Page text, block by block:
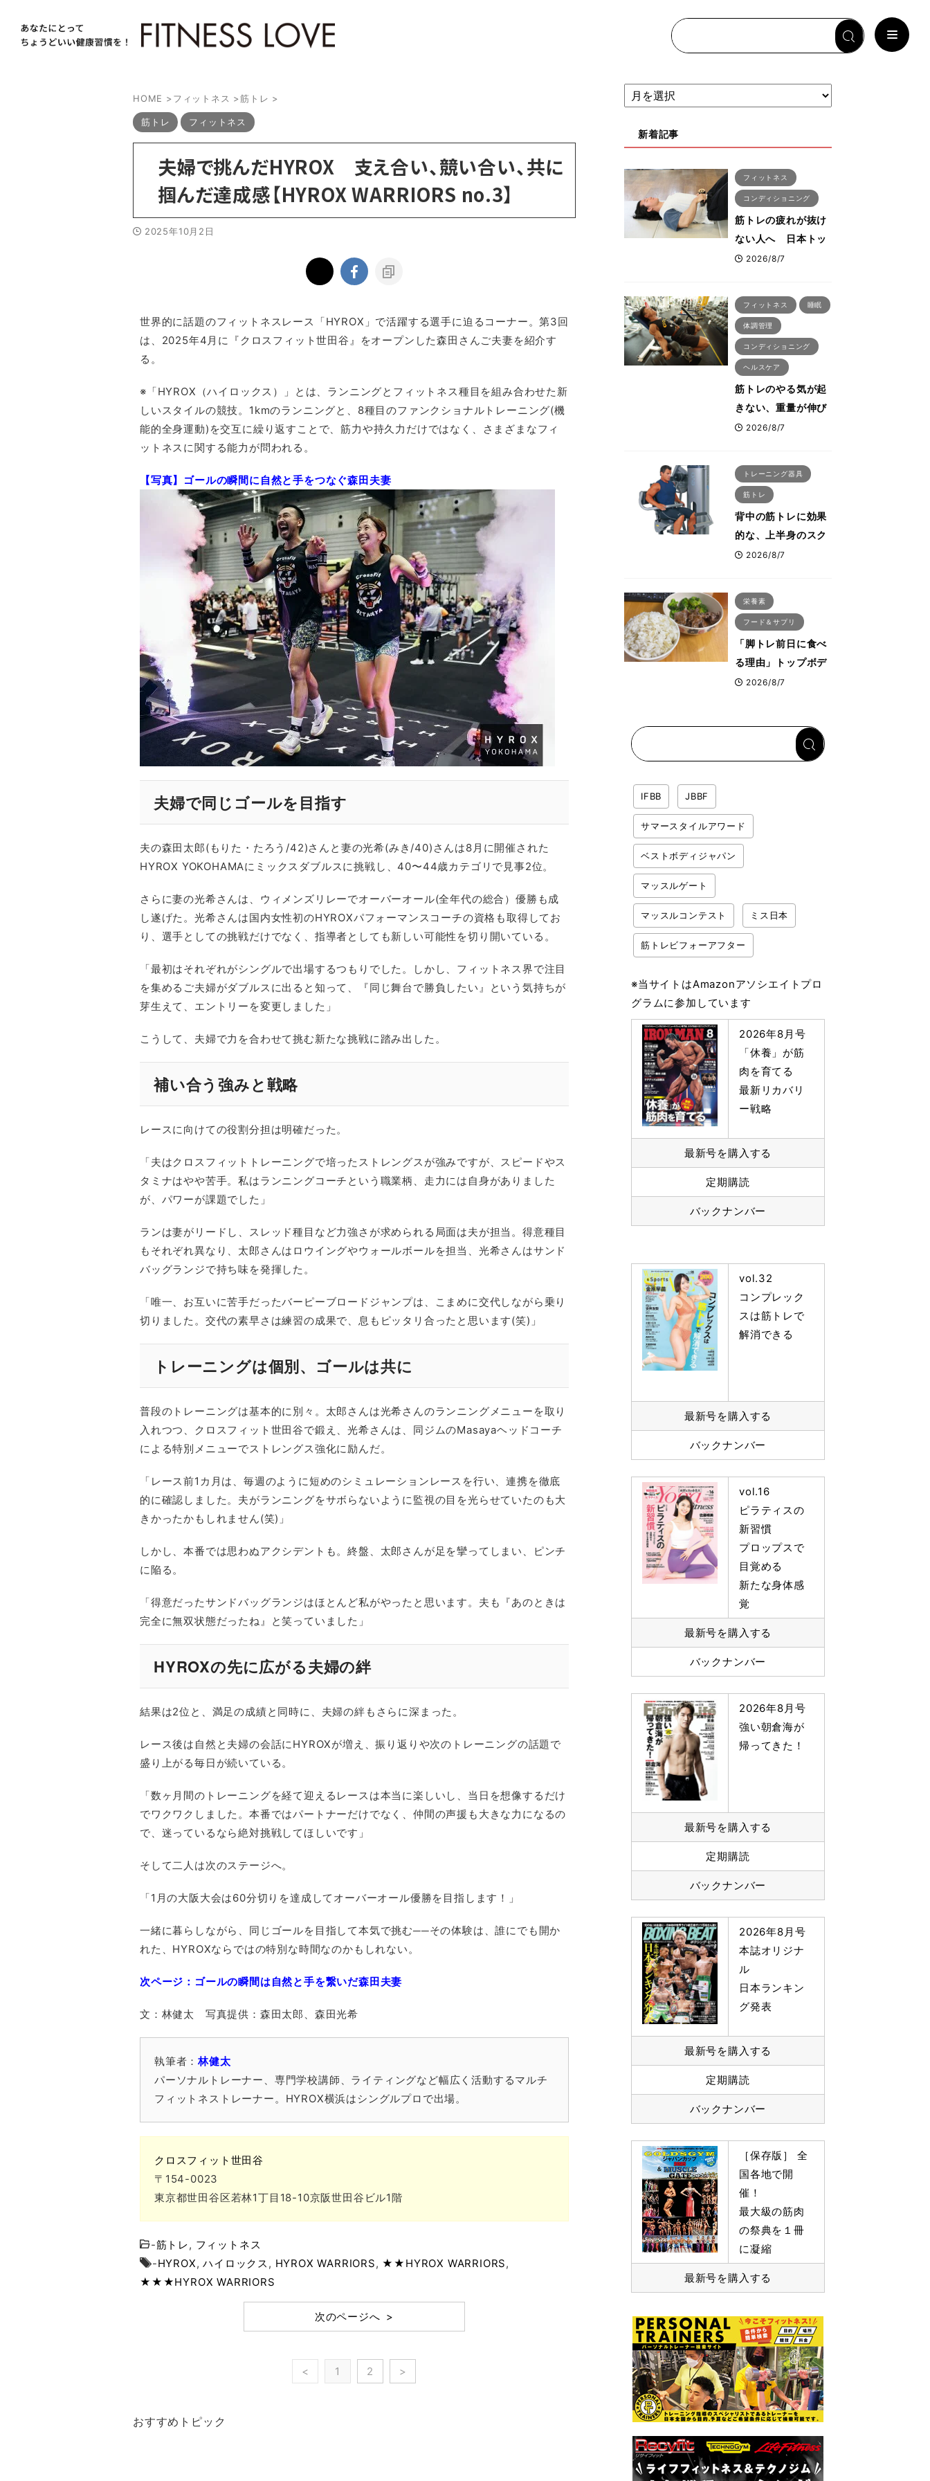
HOME >フィットネス >筋トレ >
筋トレ フィットネス
夫婦で挑んだHYROX 支え合い、競い合い、共に
掴んだ達成感【HYROX WARRIORS no.3】
2025年10月2日
世界的に話題のフィットネスレース「HYROX」で活躍する選手に迫るコーナー。第3回
は、2025年4月に『クロスフィット世田谷』をオープンした森田さんご夫妻を紹介す
る。
※「HYROX（ハイロックス）」とは、ランニングとフィットネス種目を組み合わせた新
しいスタイルの競技。1kmのランニングと、8種目のファンクショナルトレーニング(機
能的全身運動)を交互に繰り返すことで、筋力や持久力だけではなく、さまざまなフィ
ットネスに関する能力が問われる。
【写真】ゴールの瞬間に自然と手をつなぐ森田夫妻
夫婦で同じゴールを目指す
夫の森田太郎(もりた・たろう/42)さんと妻の光希(みき/40)さんは8月に開催された
HYROX YOKOHAMAにミックスダブルスに挑戦し、40〜44歳カテゴリで見事2位。
さらに妻の光希さんは、ウィメンズリレーでオーバーオール(全年代の総合）優勝も成
し遂げた。光希さんは国内女性初のHYROXパフォーマンスコーチの資格も取得してお
り、選手としての挑戦だけでなく、指導者としても新しい可能性を切り開いている。
「最初はそれぞれがシングルで出場するつもりでした。しかし、フィットネス界で注目
を集めるご夫婦がダブルスに出ると知って、『同じ舞台で勝負したい』という気持ちが
芽生えて、エントリーを変更しました」
こうして、夫婦で力を合わせて挑む新たな挑戦に踏み出した。
補い合う強みと戦略
レースに向けての役割分担は明確だった。
「夫はクロスフィットトレーニングで培ったストレングスが強みですが、スピードやス
タミナはやや苦手。私はランニングコーチという職業柄、走力には自身がありました
が、パワーが課題でした」
ランは妻がリードし、スレッド種目など力強さが求められる局面は夫が担当。得意種目
もそれぞれ異なり、太郎さんはロウイングやウォールボールを担当、光希さんはサンド
バッグランジで持ち味を発揮した。
「唯一、お互いに苦手だったバーピーブロードジャンプは、こまめに交代しながら乗り
切りました。交代の素早さは練習の成果で、息もピッタリ合ったと思います(笑)」
トレーニングは個別、ゴールは共に
普段のトレーニングは基本的に別々。太郎さんは光希さんのランニングメニューを取り
入れつつ、クロスフィット世田谷で鍛え、光希さんは、同ジムのMasayaヘッドコーチ
による特別メニューでストレングス強化に励んだ。
「レース前1カ月は、毎週のように短めのシミュレーションレースを行い、連携を徹底
的に確認しました。夫がランニングをサボらないように監視の目を光らせていたのも大
きかったかもしれません(笑)」
しかし、本番では思わぬアクシデントも。終盤、太郎さんが足を攣ってしまい、ピンチ
に陥る。
「得意だったサンドバッグランジはほとんど私がやったと思います。夫も『あのときは
完全に無双状態だったね』と笑っていました」
HYROXの先に広がる夫婦の絆
結果は2位と、満足の成績と同時に、夫婦の絆もさらに深まった。
レース後は自然と夫婦の会話にHYROXが増え、振り返りや次のトレーニングの話題で
盛り上がる毎日が続いている。
「数ヶ月間のトレーニングを経て迎えるレースは本当に楽しいし、当日を想像するだけ
でワクワクしました。本番ではパートナーだけでなく、仲間の声援も大きな力になるの
で、迷っているなら絶対挑戦してほしいです」
そして二人は次のステージへ。
「1月の大阪大会は60分切りを達成してオーバーオール優勝を目指します！」
一緒に暮らしながら、同じゴールを目指して本気で挑む──その体験は、誰にでも開か
れた、HYROXならではの特別な時間なのかもしれない。
次ページ：ゴールの瞬間は自然と手を繋いだ森田夫妻
文：林健太 写真提供：森田太郎、森田光希
執筆者：林健太
パーソナルトレーナー、専門学校講師、ライティングなど幅広く活動するマルチ
フィットネストレーナー。HYROX横浜はシングルプロで出場。
クロスフィット世田谷
〒154-0023
東京都世田谷区若林1丁目18-10京阪世田谷ビル1階
-筋トレ, フィットネス
-HYROX,ハイロックス , HYROX WARRIORS, ★★HYROX WARRIORS,
★★★HYROX WARRIORS
次のページへ >
< 1 2 >
おすすめトピック
新着記事
フィットネス
コンディショニング
筋トレの疲れが抜け
ない人へ 日本トッ
プボディビルダー・
る「回復習慣」
2026/8/7
フィットネス 睡眠
体調管理
コンディショニング
ヘルスケア
筋トレのやる気が起
きない、重量が伸び
ない ボディビル世
える食事・睡眠・呼
吸の整え方
2026/8/7
トレーニング器具
筋トレ
背中の筋トレに効果
的な、上半身のスク
ワットとも言われた
ス・プルオーバーマ
シン”とは？
2026/8/7
栄養素
フード＆サプリ
「脚トレ前日に食べ
る理由」トップボデ
ィビルダーが愛用す
2026/8/7
IFBB JBBF
サマースタイルアワード
ベストボディジャパン
マッスルゲート
マッスルコンテスト ミス日本
筋トレビフォーアフター
※当サイトはAmazonアソシエイトプロ
グラムに参加しています
2026年8月号
「休養」が筋
肉を育てる
最新リカバリ
ー戦略
最新号を購入する
定期購読
バックナンバー
vol.32
コンプレック
スは筋トレで
解消できる
最新号を購入する
バックナンバー
vol.16
ピラティスの
新習慣
プロップスで
目覚める
新たな身体感
覚
最新号を購入する
バックナンバー
2026年8月号
強い朝倉海が
帰ってきた！
最新号を購入する
定期購読
バックナンバー
2026年8月号
本誌オリジナ
ル
日本ランキン
グ発表
最新号を購入する
定期購読
バックナンバー
［保存版］ 全
国各地で開
催！
最大級の筋肉
の祭典を１冊
に凝縮
最新号を購入する